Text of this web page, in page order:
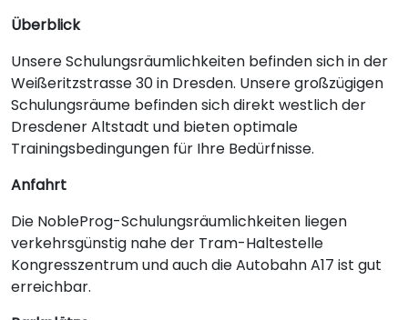
Überblick
Unsere Schulungsräumlichkeiten befinden sich in der
Weißeritzstrasse 30 in Dresden. Unsere großzügigen
Schulungsräume befinden sich direkt westlich der
Dresdener Altstadt und bieten optimale
Trainingsbedingungen für Ihre Bedürfnisse.
Anfahrt
Die NobleProg-Schulungsräumlichkeiten liegen
verkehrsgünstig nahe der Tram-Haltestelle
Kongresszentrum und auch die Autobahn A17 ist gut
erreichbar.